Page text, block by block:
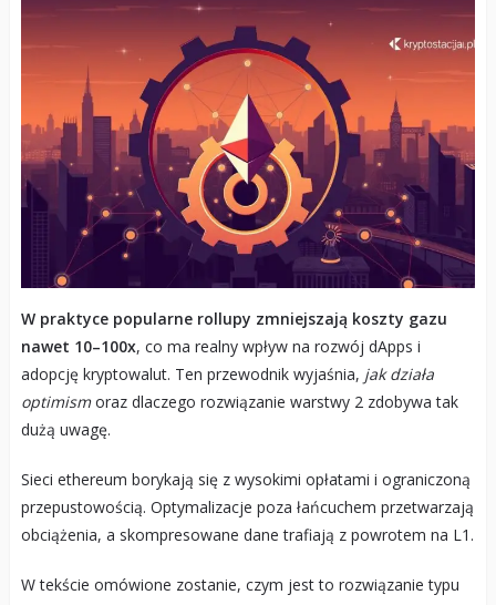
W praktyce popularne rollupy zmniejszają koszty gazu
nawet 10–100x, co ma realny wpływ na rozwój dApps i
adopcję kryptowalut. Ten przewodnik wyjaśnia, jak działa
optimismoraz dlaczego rozwiązanie warstwy 2 zdobywa tak
dużą uwagę.
Sieci ethereum borykają się z wysokimi opłatami i ograniczoną
przepustowością. Optymalizacje poza łańcuchem przetwarzają
obciążenia, a skompresowane dane trafiają z powrotem na L1.
W tekście omówione zostanie, czym jest to rozwiązanie typu